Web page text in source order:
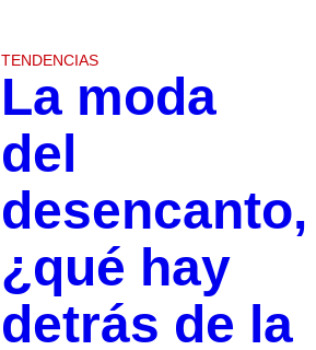
TENDENCIAS
La moda
del
desencanto,
¿qué hay
detrás de la